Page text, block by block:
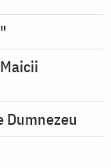
Dumnezeu